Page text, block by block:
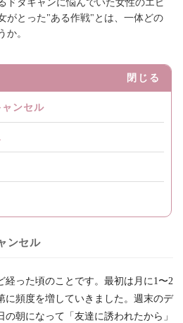
ドタキャンに悩んでいた女性のエピ
がとった"ある作戦"とは、一体どの
か。
閉じる
ンセル
ンセル
経った頃のことです。最初は月に1〜2
に頻度を増していきました。週末のデ
朝になって「友達に誘われたから」